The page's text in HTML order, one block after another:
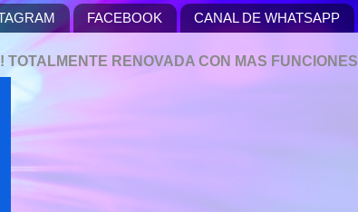
FACEBOOK CANAL DE WHATSAPP
TOTALMENTE RENOVADA CON MAS FUNCIONES